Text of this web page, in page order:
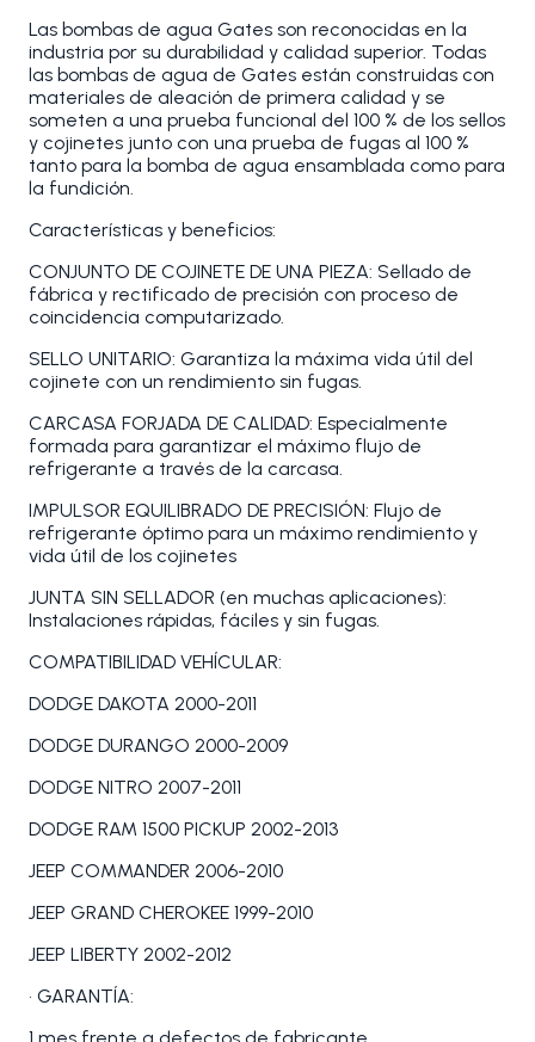
Las bombas de agua Gates son reconocidas en la
industria por su durabilidad y calidad superior. Todas
las bombas de agua de Gates están construidas con
materiales de aleación de primera calidad y se
someten a una prueba funcional del 100 % de los sellos
y cojinetes junto con una prueba de fugas al 100 %
tanto para la bomba de agua ensamblada como para
la fundición.
Características y beneficios:
CONJUNTO DE COJINETE DE UNA PIEZA: Sellado de
fábrica y rectificado de precisión con proceso de
coincidencia computarizado.
SELLO UNITARIO: Garantiza la máxima vida útil del
cojinete con un rendimiento sin fugas.
CARCASA FORJADA DE CALIDAD: Especialmente
formada para garantizar el máximo flujo de
refrigerante a través de la carcasa.
IMPULSOR EQUILIBRADO DE PRECISIÓN: Flujo de
refrigerante óptimo para un máximo rendimiento y
vida útil de los cojinetes
JUNTA SIN SELLADOR (en muchas aplicaciones):
Instalaciones rápidas, fáciles y sin fugas.
COMPATIBILIDAD VEHÍCULAR:
DODGE DAKOTA 2000-2011
DODGE DURANGO 2000-2009
DODGE NITRO 2007-2011
DODGE RAM 1500 PICKUP 2002-2013
JEEP COMMANDER 2006-2010
JEEP GRAND CHEROKEE 1999-2010
JEEP LIBERTY 2002-2012
• GARANTÍA:
1 mes frente a defectos de fabricante.